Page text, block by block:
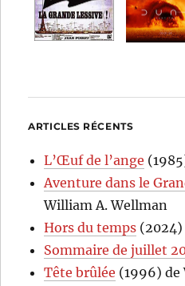
ARTICLES RÉCENTS
L’Œuf de l’ange
Aventure dans le
William A. Wellman
Hors du temps (2024)
Sommaire de juillet
Tête brûlée (1996) de